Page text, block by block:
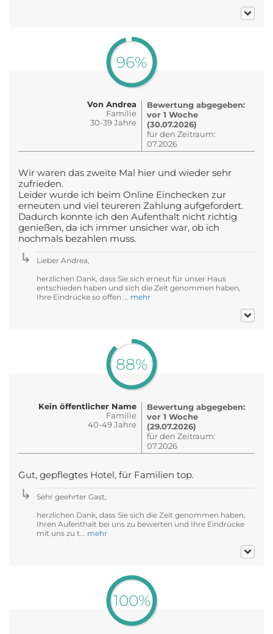
96%
Von Andrea
Familie
30-39 Jahre
Bewertung abgegeben:
vor 1 Woche
(30.07.2026)
für den Zeitraum:
07.2026
Wir waren das zweite Mal hier und wieder sehr
zufrieden.
Leider wurde ich beim Online Einchecken zur
erneuten und viel teureren Zahlung aufgefordert.
Dadurch konnte ich den Aufenthalt nicht richtig
genießen, da ich immer unsicher war, ob ich
nochmals bezahlen muss.
Lieber Andrea,
herzlichen Dank, dass Sie sich erneut für unser Haus
entschieden haben und sich die Zeit genommen haben,
Ihre Eindrücke so offen ... mehr
88%
Kein öffentlicher Name
Familie
40-49 Jahre
Bewertung abgegeben:
vor 1 Woche
(29.07.2026)
für den Zeitraum:
07.2026
Gut, gepflegtes Hotel, für Familien top.
Sehr geehrter Gast,
herzlichen Dank, dass Sie sich die Zeit genommen haben,
Ihren Aufenthalt bei uns zu bewerten und Ihre Eindrücke
mit uns zu t... mehr
100%